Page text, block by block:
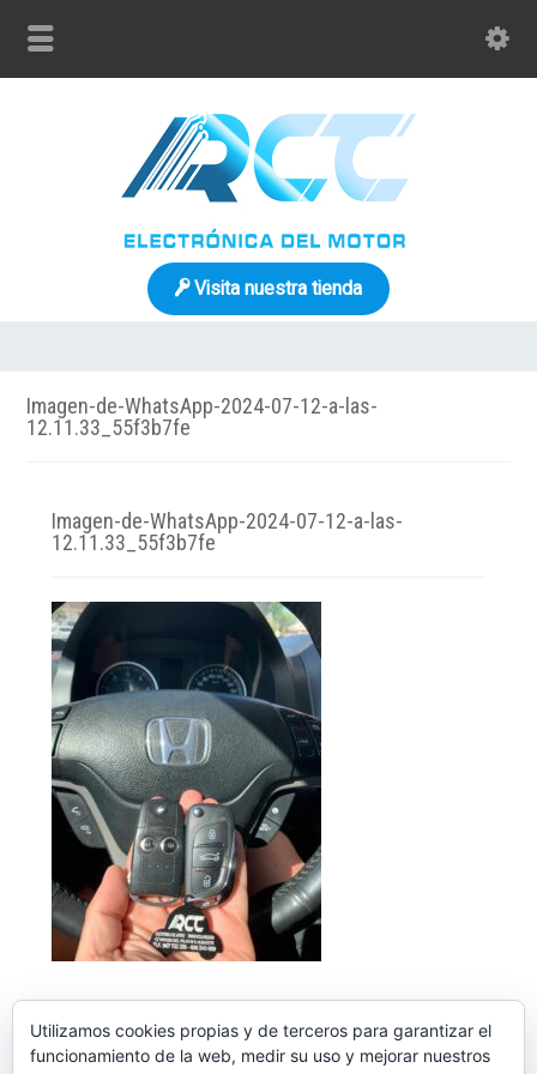
Visita nuestra tienda
Imagen-de-WhatsApp-2024-07-12-a-las-
12.11.33_55f3b7fe
Imagen-de-WhatsApp-2024-07-12-a-las-
12.11.33_55f3b7fe
Utilizamos cookies propias y de terceros para garantizar el
funcionamiento de la web, medir su uso y mejorar nuestros